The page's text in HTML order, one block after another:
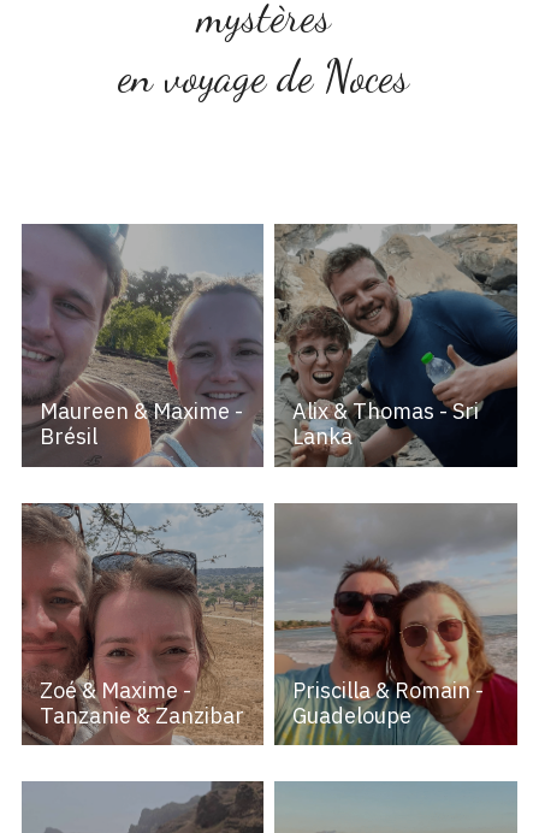
mystères
en voyage de Noces
Maureen & Maxime -
Brésil
Alix & Thomas - Sri
Lanka
Zoé & Maxime -
Tanzanie & Zanzibar
Priscilla & Romain -
Guadeloupe